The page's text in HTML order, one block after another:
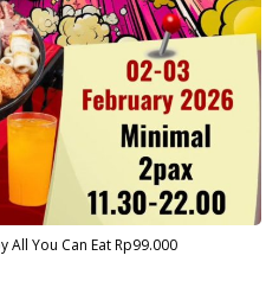
All You Can Eat Rp99.000